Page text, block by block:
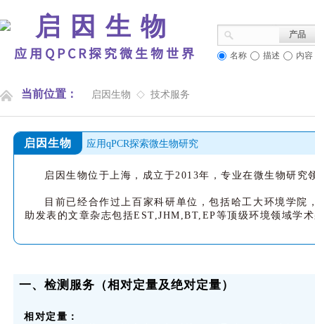
应用QPCR探究微生物世界
启因生物 产品
名称 描述 内容
当前位置： 启因生物 ◇ 技术服务
启因生物 应 用qPCR探索微生物研究
启因生物位于上海，成立于2013年，专业在微生物研究
目前已经合作过上百家科研单位，包括哈工大环境学
助发表的文章杂志包括EST,JHM,BT,EP等顶级环境领域学
一、检测服务（相对定量及绝对定量）
相对定量：